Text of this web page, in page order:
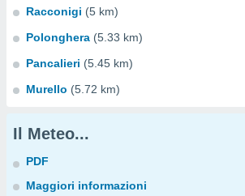
Racconigi (5 km)
Polonghera (5.33 km)
Pancalieri (5.45 km)
Murello (5.72 km)
Il Meteo...
PDF
Maggiori informazioni